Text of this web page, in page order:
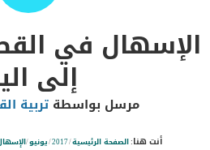
الإسهال في
إلى
مرسل بواسطةتربية
أنت هنا:الصفحة الرئيسية/
2017
/يونيو/